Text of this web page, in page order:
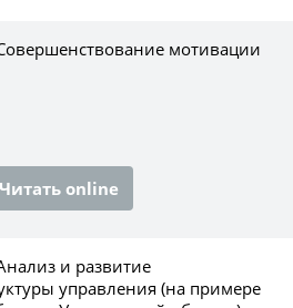
мотивации
Читать online
и развитие
управления (на примере